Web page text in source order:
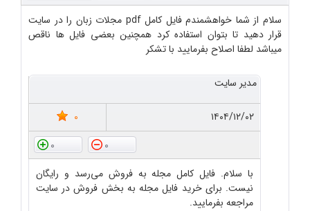
سلام از شما خواهشمندم فایل کامل pdf مجلات زبان را در سایت
قرار دهید تا بتوان استفاده کرد همچنین بعضی فایل ها ناقص
میباشد لطفا اصلاح بفرمایید با تشکر
مدیر سایت
۱۴۰۴/۱۲/۰۲
0
0
0
با سلام. فایل کامل مجله به فروش می‌رسد و رایگان
نیست. برای خرید فایل مجله به بخش فروش در سایت
مراجعه بفرمایید.